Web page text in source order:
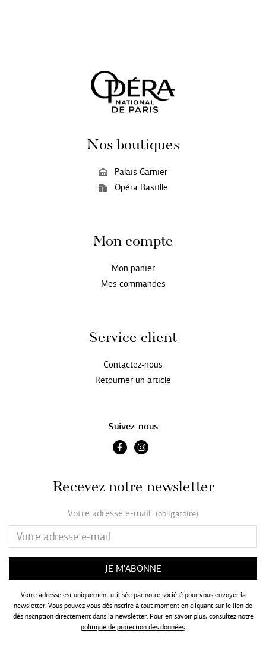
Nos boutiques
Palais Garnier
Opéra Bastille
Mon compte
Mon panier
Mes commandes
Service client
Contactez-nous
Retourner un article
Suivez-nous
Recevez notre newsletter
Votre adresse e-mail (obligatoire)
Votre adresse est uniquement utilisée par notre société pour vous envoyer la
newsletter. Vous pouvez vous désinscrire à tout moment en cliquant sur le lien de
désinscription directement dans la newsletter. Pour en savoir plus, consultez notre
politique de protection des données.